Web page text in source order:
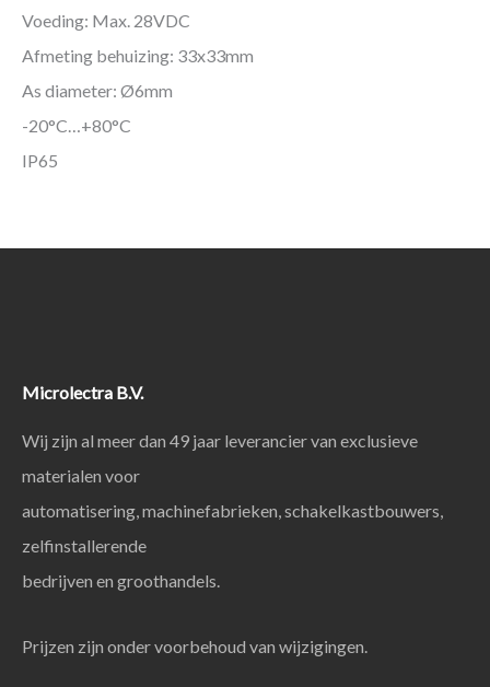
Voeding: Max. 28VDC
Afmeting behuizing: 33x33mm
As diameter: Ø6mm
-20°C…+80°C
IP65
Microlectra B.V.
Wij zijn al meer dan 49 jaar leverancier van exclusieve
materialen voor
automatisering, machinefabrieken, schakelkastbouwers,
zelfinstallerende
bedrijven en groothandels.
Prijzen zijn onder voorbehoud van wijzigingen.